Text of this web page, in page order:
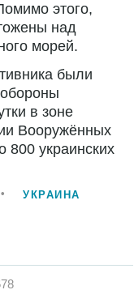
этого,
над
морей.
были
в зоне
Вооружённых
800 украинских
УКРАИНА